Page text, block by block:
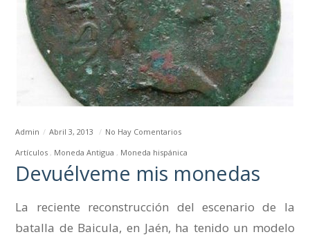
Admin Abril 3, 2013
No Hay Comentarios
Artículos
Moneda Antigua Moneda hispánica
Devuélveme mis monedas
La reciente reconstrucción del escenario de la
batalla de Baicula, en Jaén, ha tenido un modelo